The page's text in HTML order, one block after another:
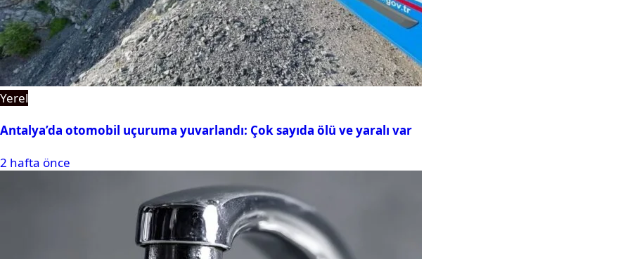
Yerel
Antalya’da otomobil uçuruma yuvarlandı: Çok sayıda ölü ve yaralı var
2 hafta önce